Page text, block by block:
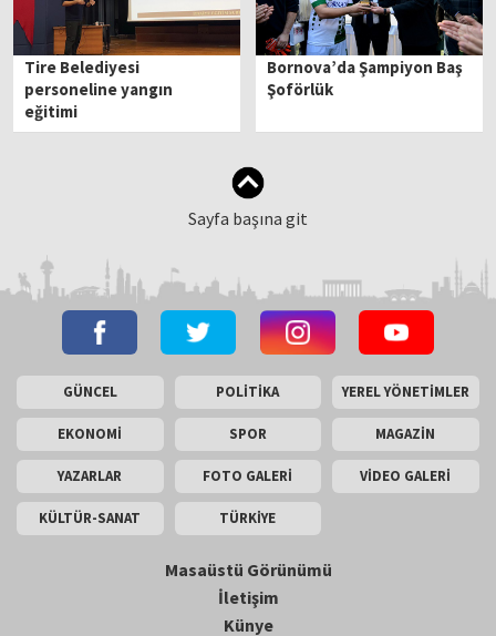
Tire Belediyesi
personeline yangın
eğitimi
Bornova’da Şampiyon Baş
Şoförlük
Sayfa başına git
GÜNCEL POLİTİKA YEREL YÖNETİMLER
EKONOMİ SPOR MAGAZİN
YAZARLAR FOTO GALERİ VİDEO GALERİ
KÜLTÜR-SANAT TÜRKİYE
Masaüstü Görünümü
İletişim
Künye